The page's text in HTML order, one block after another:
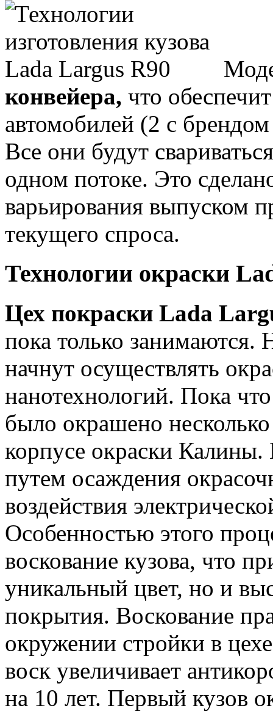
конвейера, что
автомобилей (2 с
Все они будут
одном потоке. Это
варьирования выпуском
текущего спроса.
Технологии окраски
Цех покраски Lada
пока только занимаются.
начнут осуществлять
нанотехнологий. Пока
было окрашено
корпусе окраски Калины.
путем осаждения
воздействия
Особенностью этого
воскование кузова, что
уникальный цвет, но и
покрытия. Воскование
окружении стройки в
воск увеличивает
на 10 лет. Первый кузов